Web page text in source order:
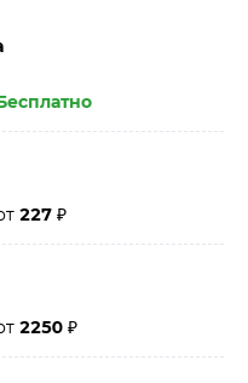
Бесплатно
227 ₽
2250 ₽